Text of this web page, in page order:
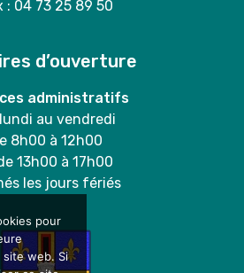
: 04 73 25 89 50
d’ouverture
administratifs
au vendredi
8h00 à 12h00
13h00 à 17h00
les jours fériés
pour
web. Si